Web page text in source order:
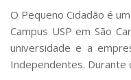
Creche e Pré-Escola
Comunicação e
Programas e Ações
O Pequeno Cidadão é
Campus USP em São
universidade e a
Independentes. Durante